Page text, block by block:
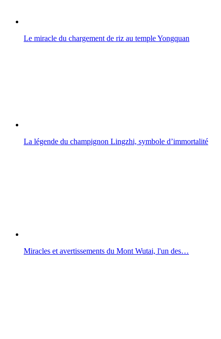
Le miracle du chargement de riz au temple Yongquan
La légende du champignon Lingzhi, symbole d’immortalité
Miracles et avertissements du Mont Wutai, l'un des…